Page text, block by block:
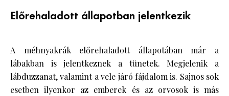
Előrehaladott állapotban jelentkezik
A méhnyakrák előrehaladott állapotában már a
lábakban is jelentkeznek a tünetek. Megjelenik a
lábduzzanat, valamint a vele járó fájdalom is. Sajnos sok
esetben ilyenkor az emberek és az orvosok is más